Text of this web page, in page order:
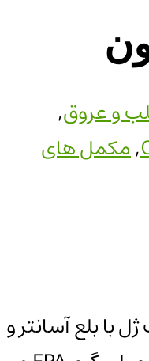
و عروق,
,مکمل های
با بلع آسانتر و